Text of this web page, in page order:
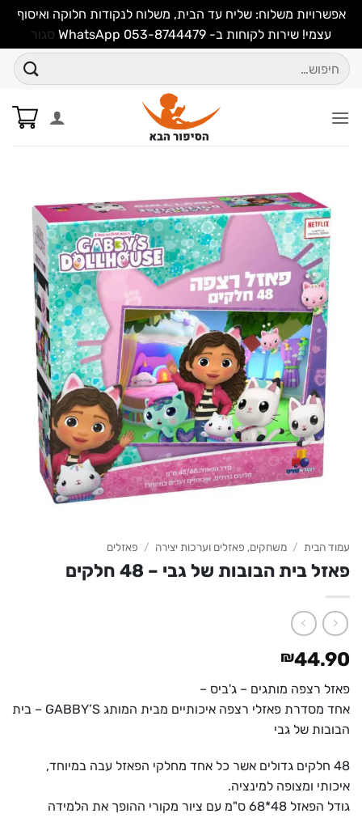
אפשרויות משלוח: שליח עד הבית, משלוח לנקודות חלוקה ואיסוף
עצמי! שירות לקוחות ב- WhatsApp 053-8744479
סגור
Skipחיפוש
עבור:
עמוד הבית / משחקים, פאזלים וערכות יצירה / פאזלים
פאזל בית הבובות של גבי – 48 חלקים
₪44.90
פאזל רצפה מותגים – ג'ביס –
אחד מסדרת פאזלי רצפה איכותיים מבית המותג GABBY’S – בית
הבובות של גבי
48 חלקים גדולים אשר כל אחד מחלקי הפאזל עבה במיוחד,
איכותי ומצופה למינציה.
גודל הפאזל 48*68 ס"מ עם ציור מקורי ההופך את הלמידה